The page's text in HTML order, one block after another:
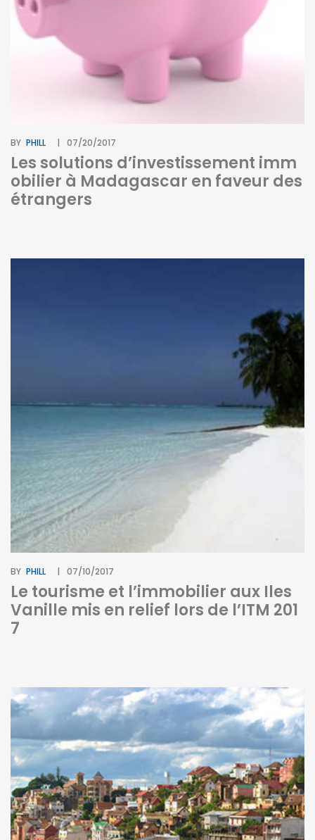
BY PHILL 07/20/2017
Les solutions d’investissement imm
obilier à Madagascar en faveur des
étrangers
BY PHILL 07/10/2017
Le tourisme et l’immobilier aux Iles
Vanille mis en relief lors de l’ITM 201
7